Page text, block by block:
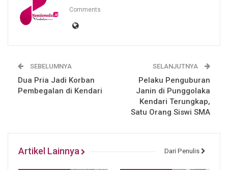
Comments
SEBELUMNYA
Dua Pria Jadi Korban
Pembegalan di Kendari
SELANJUTNYA
Pelaku Penguburan
Janin di Punggolaka
Kendari Terungkap,
Satu Orang Siswi SMA
Artikel Lainnya Dari Penulis